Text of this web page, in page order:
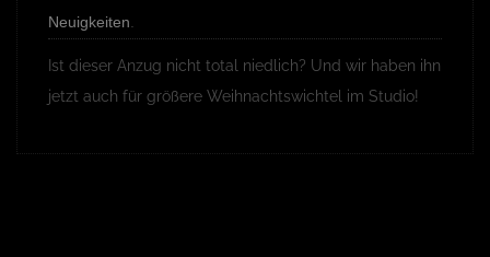
Neuigkeiten
Ist dieser Anzug nicht total niedlich? Und wir haben ihn
jetzt auch für größere Weihnachtswichtel im Studio!